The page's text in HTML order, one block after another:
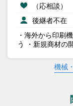
（応相談）
後継者不在
・海外から印刷
う ・新規商材の
機械